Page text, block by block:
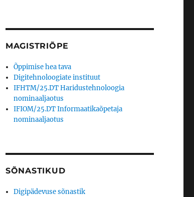
MAGISTRIÕPE
Õppimise hea tava
Digitehnoloogiate instituut
IFHTM/25.DT Haridustehnoloogia
nominaaljaotus
IFIOM/25.DT Informaatikaõpetaja
nominaaljaotus
SÕNASTIKUD
Digipädevuse sõnastik